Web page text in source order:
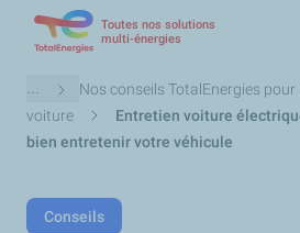
Toutes nos solutions
multi-énergies
Fil
d'Ariane
...
Nos conseils TotalEnergies
voiture
Entretien voiture
bien entretenir votre véhicule
Conseils